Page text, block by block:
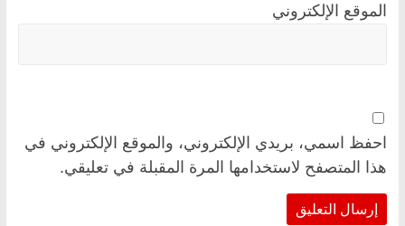
الموقع الإلكتروني
احفظ اسمي، بريدي الإلكتروني، والموقع الإلكتروني في
هذا المتصفح لاستخدامها المرة المقبلة في تعليقي.